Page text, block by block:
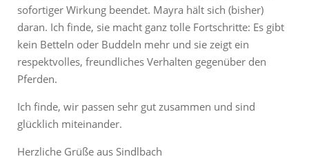
sofortiger Wirkung beendet. Mayra hält sich (bisher)
daran. Ich finde, sie macht ganz tolle Fortschritte: Es gibt
kein Betteln oder Buddeln mehr und sie zeigt ein
respektvolles, freundliches Verhalten gegenüber den
Pferden.
Ich finde, wir passen sehr gut zusammen und sind
glücklich miteinander.
Herzliche Grüße aus Sindlbach